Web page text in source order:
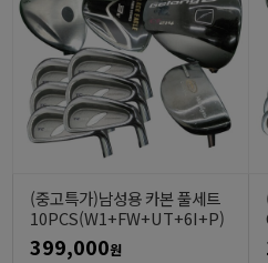
(중고특가)남성용 카본 풀세트
10PCS(W1+FW+UT+6I+P)
399,000원